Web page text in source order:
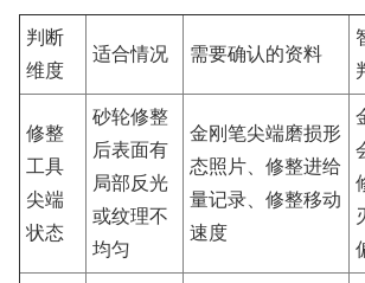
判断
维度
适合情况 需要确认的资料
修整
工具
尖端
状态
砂轮修整
后表面有
局部反光
或纹理不
均匀
金刚笔尖端磨损形
态照片、修整进给
量记录、修整移动
速度